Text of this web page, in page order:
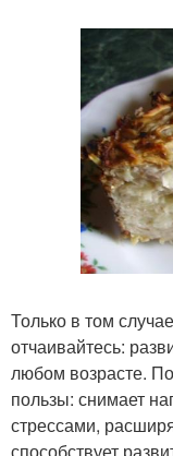
Только в том
отчаивайтесь:
любом возрасте.
пользы: снимает
стрессами,